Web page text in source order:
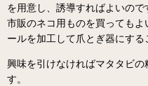
を用意し、誘導すればよいので
市販のネコ用ものを買っても
ールを加工して爪とぎ器にする
興味を引けなければマタタビ
す。